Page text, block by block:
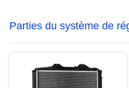
Parties du système de
la température